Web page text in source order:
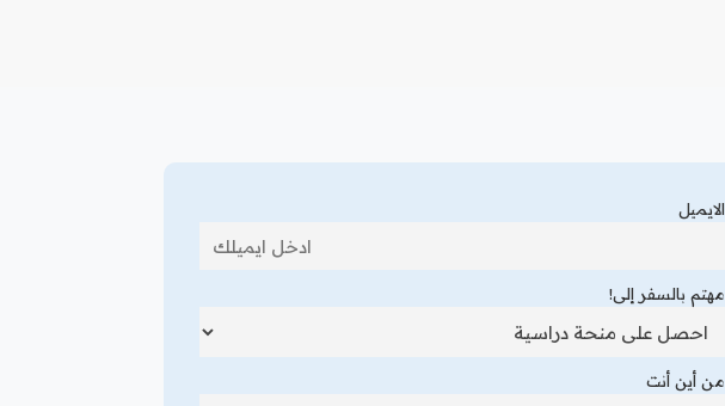
الايميل
مهتم بالسفر إلى!
من أين أنت